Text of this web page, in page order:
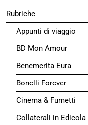
Rubriche
Appunti di viaggio
BD Mon Amour
Benemerita Eura
Bonelli Forever
Cinema & Fumetti
Collaterali in Edicola